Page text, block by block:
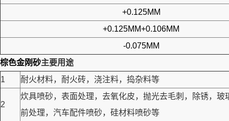
+0.125MM
+0.125MM+0.106MM
-0.075MM
棕色金刚砂主要用途
1
耐火材料，耐火砖，浇注料，捣杂料等
2
炊具喷砂，表面处理，去氧化皮，抛光去毛刺，除锈，
前处理，汽车配件喷砂，硅材料喷砂等